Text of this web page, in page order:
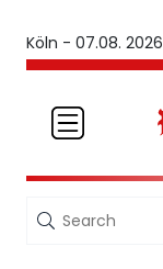
Köln - 07.08.